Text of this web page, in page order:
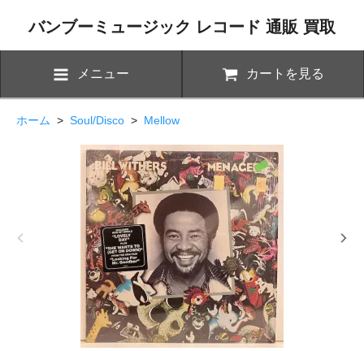
バンブーミュージック レコード 通販 買取
メニュー カートを見る
ホーム > Soul/Disco > Mellow